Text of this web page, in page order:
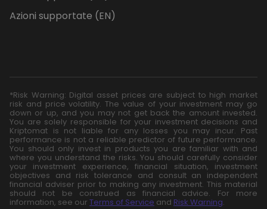
Azioni supportate (EN)
*Risk Warning: Digital asset prices are subject to high market
risk and price volatility. The value of your investment may go
down or up, and you may not get back the amount invested.
You are solely responsible for your investment decisions and
Kriptomat is not liable for any losses you may incur. Past
performance is not a reliable predictor of future performance.
You should only invest in products you are familiar with and
where you understand the risks. You should carefully consider
your investment experience, financial situation, investment
objectives and risk tolerance and consult an independent
financial adviser prior to making any investment. This material
should not be construed as financial advice. For more
information, see our Terms of Service and Risk Warning.